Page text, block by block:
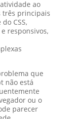
ao
três principais
CSS,
responsivos,
que
não está
ou o
parecer